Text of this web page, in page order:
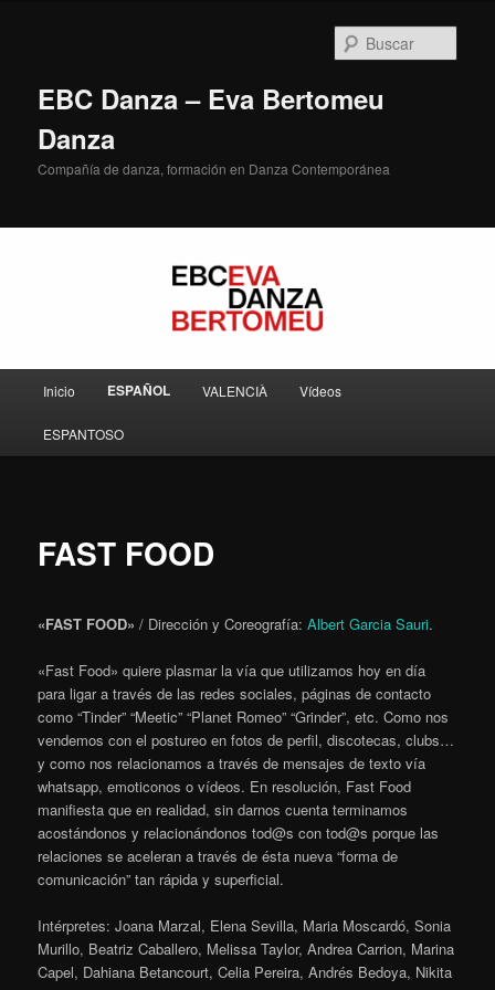
EBC Danza – Eva Bertomeu
Danza
Compañía de danza, formación en Danza Contemporánea
Inicio ESPAÑOL VALENCIÀ Vídeos
ESPANTOSO
FAST FOOD
«FAST FOOD» / Dirección y Coreografía:Albert Garcia Sauri.
«Fast Food» quiere plasmar la vía que utilizamos hoy en día
para ligar a través de las redes sociales, páginas de contacto
como “Tinder” “Meetic” “Planet Romeo” “Grinder”, etc. Como nos
vendemos con el postureo en fotos de perfil, discotecas, clubs…
y como nos relacionamos a través de mensajes de texto vía
whatsapp, emoticonos o vídeos. En resolución, Fast Food
manifiesta que en realidad, sin darnos cuenta terminamos
acostándonos y relacionándonos tod@s con tod@s porque las
relaciones se aceleran a través de ésta nueva “forma de
comunicación” tan rápida y superficial.
Intérpretes: Joana Marzal, Elena Sevilla, Maria Moscardó, Sonia
Murillo, Beatriz Caballero, Melissa Taylor, Andrea Carrion, Marina
Capel, Dahiana Betancourt, Celia Pereira, Andrés Bedoya, Nikita